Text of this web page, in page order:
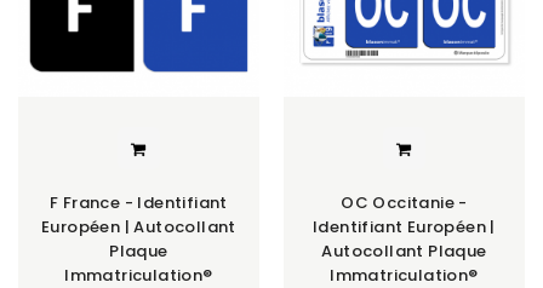
F France - Identifiant
Européen | Autocollant
Plaque
Immatriculation®
OC Occitanie -
Identifiant Européen |
Autocollant Plaque
Immatriculation®